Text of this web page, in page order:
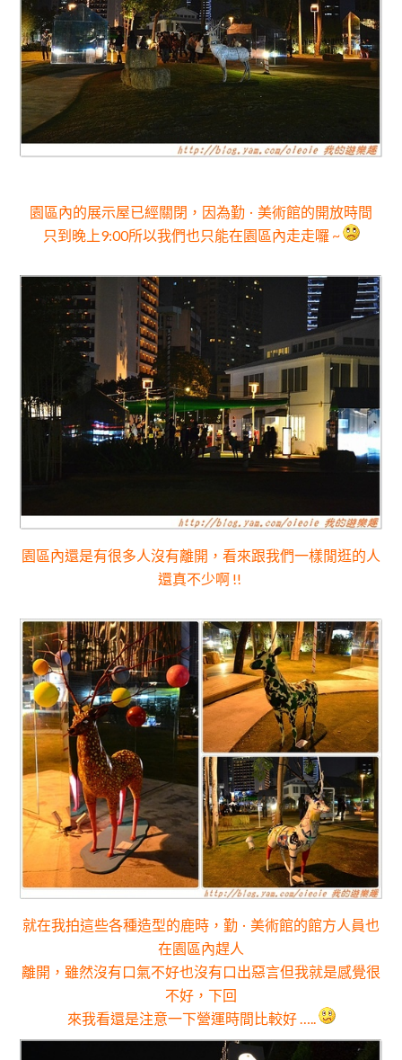
園區內的展示屋已經關閉，因為勤 ． 美術館的開放時間
只到晚上9:00所以我們也只能在園區內走走囉 ~
園區內還是有很多人沒有離開，看來跟我們一樣閒逛的人
還真不少啊 !!
就在我拍這些各種造型的鹿時，勤 ． 美術館的館方人員也
在園區內趕人
離開 ，雖然沒有口氣不好也沒有口出惡言但我就是感覺很
不好 ，下回
來我看還是注意一下營運時間比較好 …..